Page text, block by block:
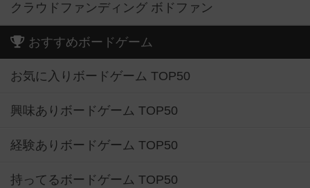
クラウドファンディング ボドファン
おすすめボードゲーム
お気に入りボードゲーム TOP50
興味ありボードゲーム TOP50
経験ありボードゲーム TOP50
持ってるボードゲーム TOP50